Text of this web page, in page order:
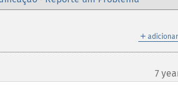
＋
7